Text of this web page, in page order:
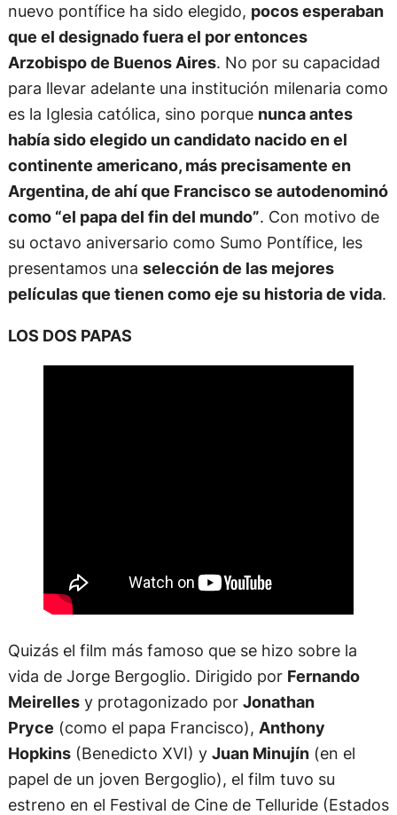
nuevo pontífice ha sido elegido, pocos esperaban
que el designado fuera el por entonces
Arzobispo de Buenos Aires. No por su capacidad
para llevar adelante una institución milenaria como
es la Iglesia católica, sino porque nunca antes
había sido elegido un candidato nacido en el
continente americano, más precisamente en
Argentina, de ahí que Francisco se autodenominó
como “el papa del fin del mundo”. Con motivo de
su octavo aniversario como Sumo Pontífice, les
presentamos una selección de las mejores
películas que tienen como eje su historia de vida.
LOS DOS PAPAS
Quizás el film más famoso que se hizo sobre la
vida de Jorge Bergoglio. Dirigido por Fernando
Meirellesy protagonizado por Jonathan
Pryce (como el papa Francisco), Anthony
Hopkins(Benedicto XVI) y Juan Minujín(en el
papel de un joven Bergoglio), el film tuvo su
estreno en el Festival de Cine de Telluride (Estados